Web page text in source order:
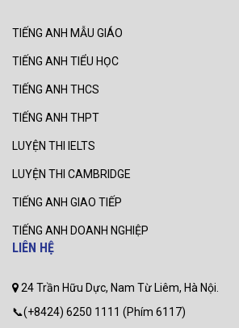
TIẾNG ANH MẪU GIÁO
TIẾNG ANH TIỂU HỌC
TIẾNG ANH THCS
TIẾNG ANH THPT
LUYỆN THI IELTS
LUYỆN THI CAMBRIDGE
TIẾNG ANH GIAO TIẾP
TIẾNG ANH DOANH NGHIỆP
LIÊN HỆ
24 Trần Hữu Dực, Nam Từ Liêm, Hà Nội.
📞(+8424) 6250 1111 (Phím 6117)